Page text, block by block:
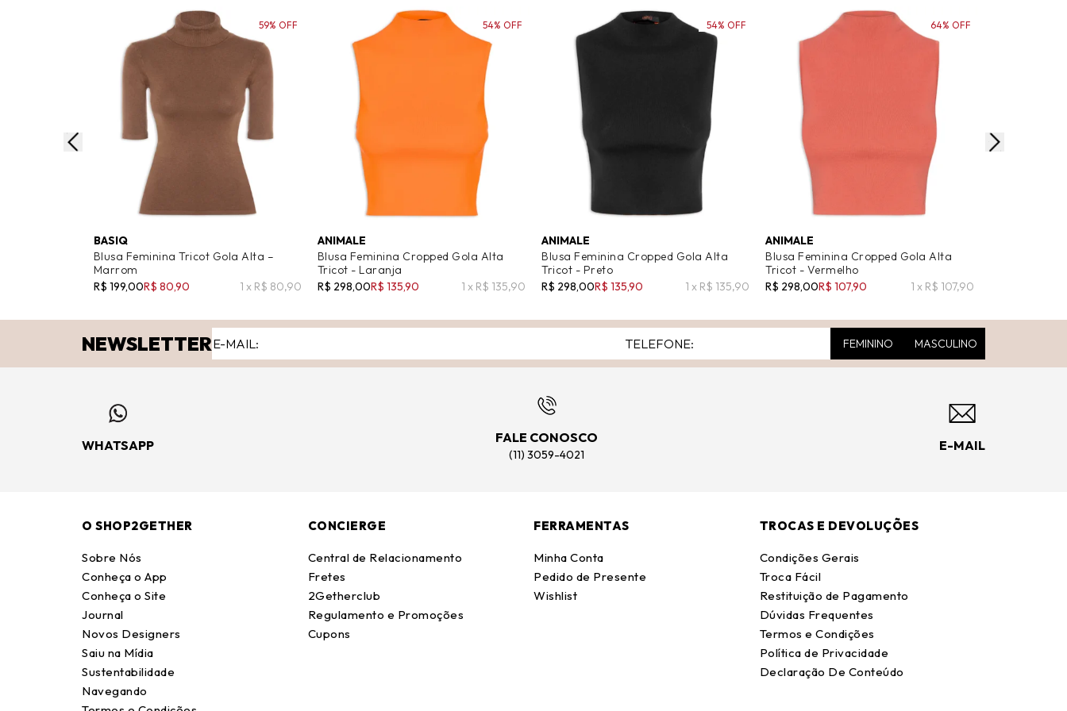
BASIQ
Blusa Feminina Tricot Gola Alta –
Marrom
R$ 199,00R$ 80,90 1 x R$ 80,90
59% OFF
ANIMALE
Blusa Feminina Cropped Gola Alta
Tricot - Laranja
R$ 298,00R$ 135,90 1 x R$ 135,90
54% OFF
ANIMALE
Blusa Feminina Cropped Gola Alta
Tricot - Preto
R$ 298,00R$ 135,90 1 x R$ 135,90
54% OFF
ANIMALE
Blusa Feminina Cropped Gola Alta
Tricot - Vermelho
R$ 298,00R$ 107,90 1 x R$ 107,90
64% OFF
NEWSLETTER FEMININO MASCULINO
WHATSAPP
FALE CONOSCO
(11) 3059-4021
E-MAIL
O SHOP2GETHER
Sobre Nós
Conheça o App
Conheça o Site
Journal
Novos Designers
Saiu na Mídia
Sustentabilidade
Navegando
CONCIERGE
Central de Relacionamento
Fretes
2Getherclub
Regulamento e Promoções
Cupons
FERRAMENTAS
Minha Conta
Pedido de Presente
Wishlist
TROCAS E DEVOLUÇÕES
Condições Gerais
Troca Fácil
Restituição de Pagamento
Dúvidas Frequentes
Termos e Condições
Política de Privacidade
Declaração De Conteúdo